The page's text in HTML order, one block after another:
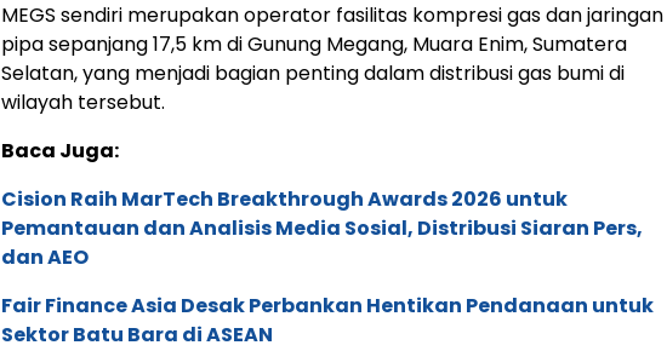
MEGS sendiri merupakan operator fasilitas kompresi gas dan jaringan
pipa sepanjang 17,5 km di Gunung Megang, Muara Enim, Sumatera
Selatan, yang menjadi bagian penting dalam distribusi gas bumi di
wilayah tersebut.
Baca Juga:
Cision Raih MarTech Breakthrough Awards 2026 untuk
Pemantauan dan Analisis Media Sosial, Distribusi Siaran Pers,
dan AEO
Fair Finance Asia Desak Perbankan Hentikan Pendanaan untuk
Sektor Batu Bara di ASEAN